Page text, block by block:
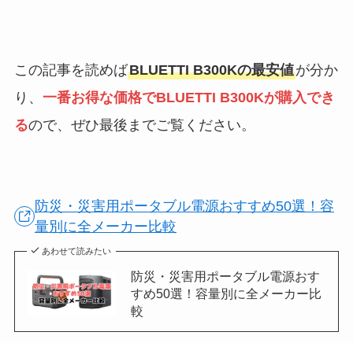
この記事を読めばBLUETTI B300Kの最安値が分か
り、 一番お得な価格でBLUETTI B300Kが購入でき
るので、ぜひ最後までご覧ください。
防災・災害用ポータブル電源おすすめ50選！容
量別に全メーカー比較
あわせて読みたい
防災・災害用ポータブル電源おす
すめ50選！容量別に全メーカー比
較